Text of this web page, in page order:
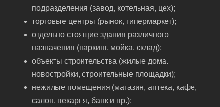
подразделения (завод, котельная, цех);
торговые центры (рынок, гипермаркет);
отдельно стоящие здания различного
назначения (паркинг, мойка, склад);
объекты строительства (жилые дома,
новостройки, строительные площадки);
нежилые помещения (магазин, аптека, кафе,
салон, пекарня, банк и пр.);